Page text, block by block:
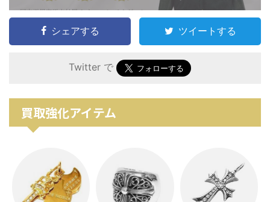
シェアする ツイートする
Twitter で
買取強化アイテム